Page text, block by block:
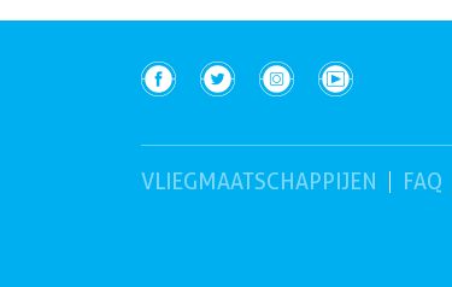
VLIEGMAATSCHAPPIJEN FAQ